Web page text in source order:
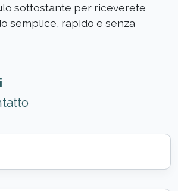
sottostante per riceverete
semplice, rapido e senza